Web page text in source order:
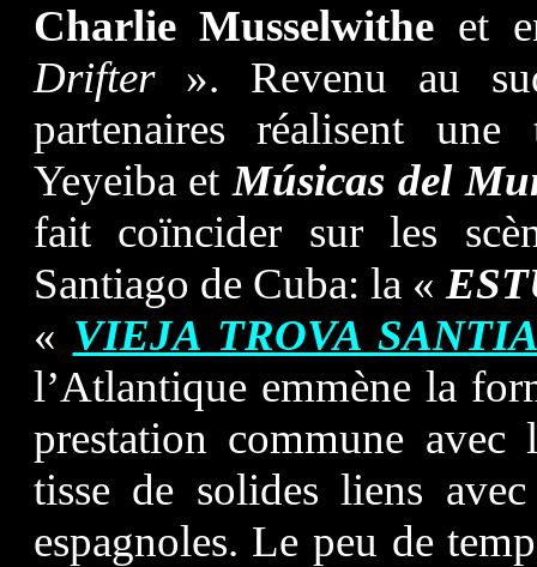
Charlie Musselwithe et
Drifter». Revenu au
partenaires réalisent
Yeyeiba etMúsicas del
fait coïncider sur les
Santiago de Cuba: la «
« VIEJA TROVA
l’Atlantique emmène la
prestation commune
tisse de solides liens
espagnoles. Le peu de